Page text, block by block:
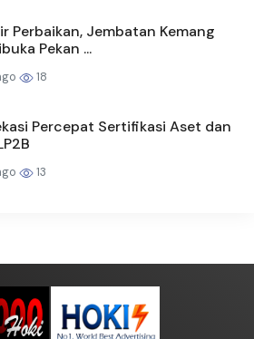
Perbaikan, Jembatan Kemang
Pekan ...
18
Percepat Sertifikasi Aset dan
13